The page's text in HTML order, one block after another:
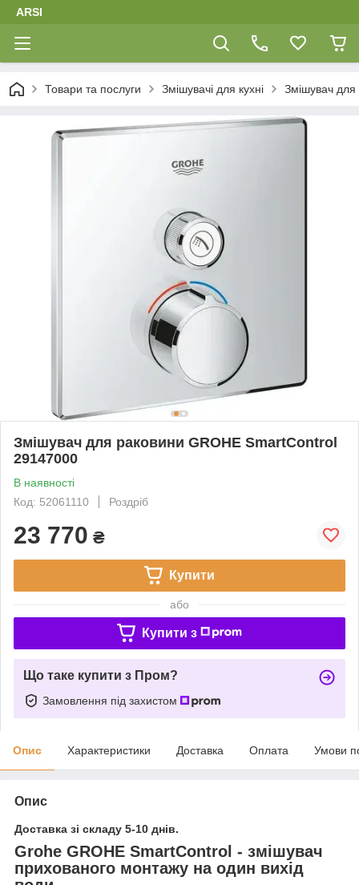
ARSI
Товари та послуги Змішувачі для кухні Змішувач
Змішувач для раковини GROHE SmartControl
29147000
В наявності
Код: 52061110
Роздріб
23 770 ₴
Купити
або
Купити з
Що таке купити з Пром?
Замовлення під захистом
Опис Характеристики Доставка Оплата Умови
Опис
Доставка зі складу 5-10 днів.
Grohe GROHE SmartControl - змішувач
прихованого монтажу на один вихід